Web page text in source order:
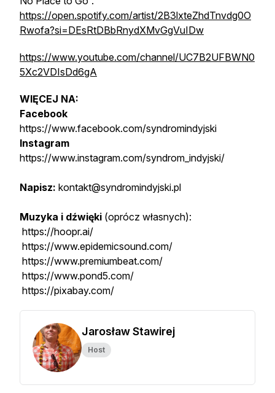
https://open.spotify.com/artist/2B3lxteZhdTnvdg0O
Rwofa?si=DEsRtDBbRnydXMvGgVuIDw
https://www.youtube.com/channel/UC7B2UFBWN0
5Xc2VDIsDd6gA
WIĘCEJ NA:
Facebook
https://www.facebook.com/syndromindyjski
Instagram
https://www.instagram.com/syndrom_indyjski/
Napisz: kontakt@syndromindyjski.pl
Muzyka i dźwięki (oprócz własnych):
https://hoopr.ai/
https://www.epidemicsound.com/
https://www.premiumbeat.com/
https://www.pond5.com/
https://pixabay.com/
Jarosław Stawirej
Host